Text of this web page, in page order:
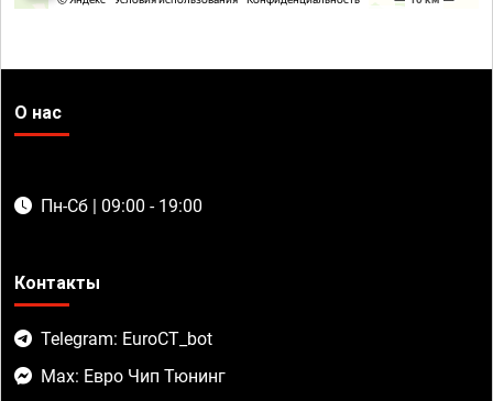
О нас
Пн-Сб | 09:00 - 19:00
Контакты
Telegram: EuroCT_bot
Max: Евро Чип Тюнинг